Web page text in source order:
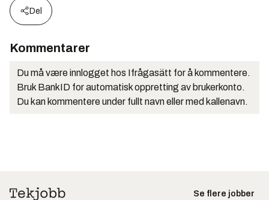
Del
Kommentarer
Du må være innlogget hos Ifrågasätt for å kommentere.
Bruk BankID for automatisk oppretting av brukerkonto.
Du kan kommentere under fullt navn eller med kallenavn.
Se flere jobber